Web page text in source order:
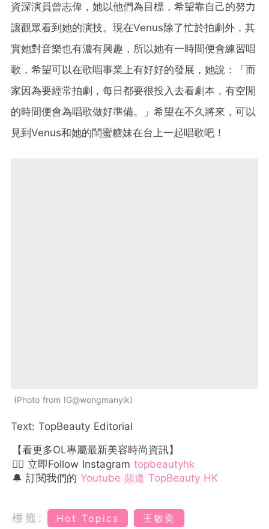
資深演員曾志偉，她以他們為目標，希望靠自己的努力
讓觀眾看到她的演技。現在Venus除了忙於拍劇外，其
實她對音樂也有濃有興趣，所以她有一時間便會練習唱
歌，希望可以在歌唱事業上有好好的發展，她說：「而
家因為要經常拍劇，每日都要很投入去看劇本，有空閒
的時間便會為唱歌做好準備。」希望在不久將來，可以
見到Venus和她的閨蜜糖妹在台上一起唱歌吧！
Photo from IG@wongmanyik
Text: TopBeauty Editorial
【看更多OL專屬最新美容時尚資訊】
👉🏻 立即Follow Instagram topbeautyhk
🔔 訂閱我們的 Youtube 頻道 TopBeauty HK
標籤: Hot Topics 王敏奕